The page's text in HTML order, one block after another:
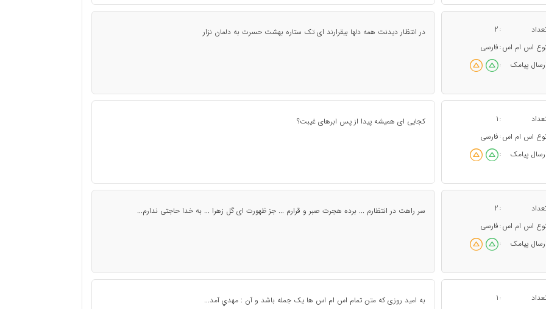
:
2
نوع اس ام اس : فارسی
ارسال پیامک
:
در انتظار دیدنت همه دلها بیقرارند ای تک ستاره بهشت حسرت به دلمان نزار
:
1
نوع اس ام اس : فارسی
ارسال پیامک
:
کجایى اى همیشه پیدا از پس ابرهاى غیبت؟
:
2
نوع اس ام اس : فارسی
ارسال پیامک
:
سر راهت در انتظارم ... برده هجرت صبر و قرارم ... جز ظهورت ای گل زهرا ... به خدا حاجتی ندارم...
:
1
به اميد روزی که متن تمام اس ام اس ها يک جمله باشد و آن : مهدي آمد...